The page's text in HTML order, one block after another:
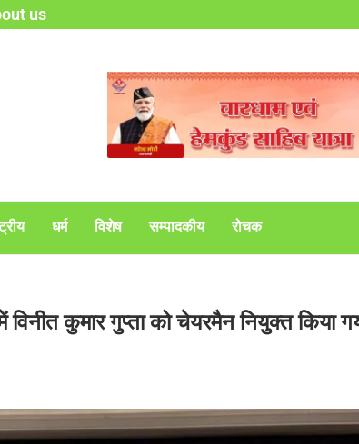
us
धर्म विशेष सम्पादकीय रोचक
कुमार गुप्ता को चेयरमैन नियुक्त किया